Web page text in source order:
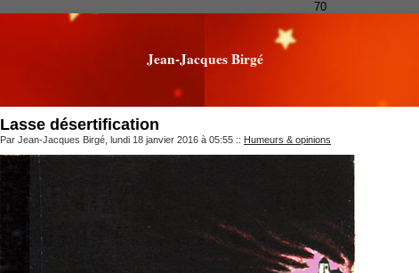
70
Jean-Jacques Birgé
Lasse désertification
Par Jean-Jacques Birgé, lundi 18 janvier 2016 à 05:55 :: Humeurs & opinions